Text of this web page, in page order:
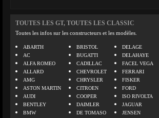
TOUTES LES GT, TOUTES LES CLASSIC
Toutes les infos sur les constructeurs et les modèles.
ABARTH
AC
ALFA ROMEO
ALLARD
AMG
ASTON MARTIN
AUDI
BENTLEY
BMW
BRISTOL
BUGATTI
CADILLAC
CHEVROLET
CHRYSLER
CITROEN
COOPER
DAIMLER
DE TOMASO
DELAGE
DELAHAYE
FACEL VEGA
FERRARI
FISKER
FORD
ISO RIVOLTA
JAGUAR
JENSEN